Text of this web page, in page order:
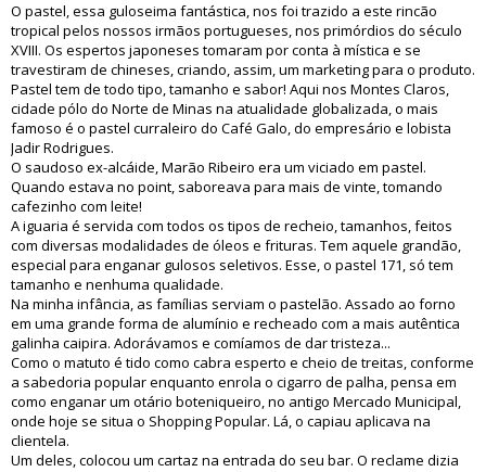
O pastel, essa guloseima fantástica, nos foi trazido a este rincão
tropical pelos nossos irmãos portugueses, nos primórdios do século
XVIII. Os espertos japoneses tomaram por conta à mística e se
travestiram de chineses, criando, assim, um marketing para o produto.
Pastel tem de todo tipo, tamanho e sabor! Aqui nos Montes Claros,
cidade pólo do Norte de Minas na atualidade globalizada, o mais
famoso é o pastel curraleiro do Café Galo, do empresário e lobista
Jadir Rodrigues.
O saudoso ex-alcáide, Marão Ribeiro era um viciado em pastel.
Quando estava no point, saboreava para mais de vinte, tomando
cafezinho com leite!
A iguaria é servida com todos os tipos de recheio, tamanhos, feitos
com diversas modalidades de óleos e frituras. Tem aquele grandão,
especial para enganar gulosos seletivos. Esse, o pastel 171, só tem
tamanho e nenhuma qualidade.
Na minha infância, as famílias serviam o pastelão. Assado ao forno
em uma grande forma de alumínio e recheado com a mais autêntica
galinha caipira. Adorávamos e comíamos de dar tristeza...
Como o matuto é tido como cabra esperto e cheio de treitas, conforme
a sabedoria popular enquanto enrola o cigarro de palha, pensa em
como enganar um otário boteniqueiro, no antigo Mercado Municipal,
onde hoje se situa o Shopping Popular. Lá, o capiau aplicava na
clientela.
Um deles, colocou um cartaz na entrada do seu bar. O reclame dizia